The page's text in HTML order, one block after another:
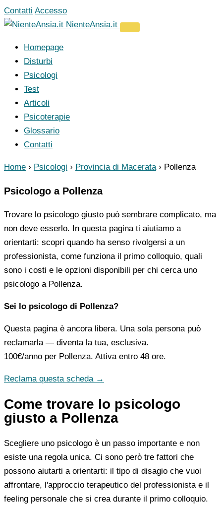
Vai
al
Contatti Accesso
NienteAnsia.it
Homepage
Disturbi
Psicologi
Test
Articoli
Psicoterapie
Glossario
Contatti
Home › Psicologi › Provincia di Macerata › Pollenza
Psicologo a Pollenza
Trovare lo psicologo giusto può sembrare complicato, ma
non deve esserlo. In questa pagina ti aiutiamo a
orientarti: scopri quando ha senso rivolgersi a un
professionista, come funziona il primo colloquio, quali
sono i costi e le opzioni disponibili per chi cerca uno
psicologo a Pollenza.
Sei lo psicologo di Pollenza?
Questa pagina è ancora libera. Una sola persona può
reclamarla — diventa la tua, esclusiva.
100€/anno per Pollenza. Attiva entro 48 ore.
Reclama questa scheda →
Come trovare lo psicologo
giusto a Pollenza
Scegliere uno psicologo è un passo importante e non
esiste una regola unica. Ci sono però tre fattori che
possono aiutarti a orientarti: il tipo di disagio che vuoi
affrontare, l'approccio terapeutico del professionista e il
feeling personale che si crea durante il primo colloquio.